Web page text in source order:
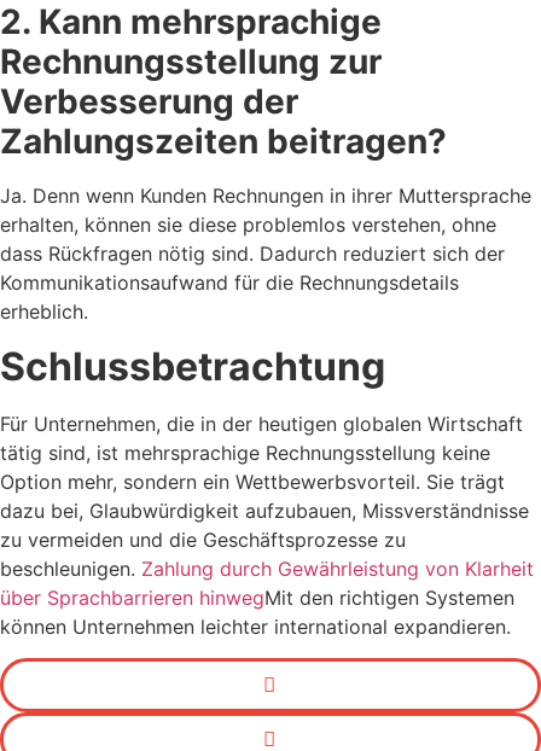
2. Kann mehrsprachige
Rechnungsstellung zur
Verbesserung der
Zahlungszeiten beitragen?
Ja. Denn wenn Kunden Rechnungen in ihrer Muttersprache
erhalten, können sie diese problemlos verstehen, ohne
dass Rückfragen nötig sind. Dadurch reduziert sich der
Kommunikationsaufwand für die Rechnungsdetails
erheblich.
Schlussbetrachtung
Für Unternehmen, die in der heutigen globalen Wirtschaft
tätig sind, ist mehrsprachige Rechnungsstellung keine
Option mehr, sondern ein Wettbewerbsvorteil. Sie trägt
dazu bei, Glaubwürdigkeit aufzubauen, Missverständnisse
zu vermeiden und die Geschäftsprozesse zu
beschleunigen. Zahlung durch Gewährleistung von Klarheit
über Sprachbarrieren hinwegMit den richtigen Systemen
können Unternehmen leichter international expandieren.